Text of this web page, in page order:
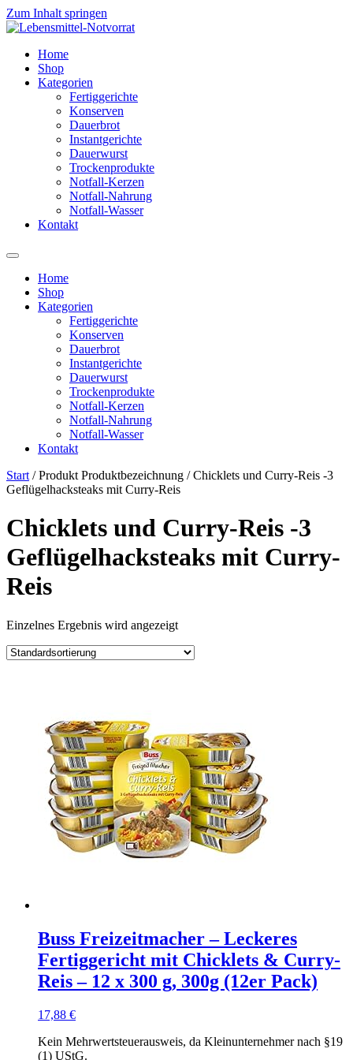
Zum Inhalt springen
Home
Shop
Kategorien
Fertiggerichte
Konserven
Dauerbrot
Instantgerichte
Dauerwurst
Trockenprodukte
Notfall-Kerzen
Notfall-Nahrung
Notfall-Wasser
Kontakt
Home
Shop
Kategorien
Fertiggerichte
Konserven
Dauerbrot
Instantgerichte
Dauerwurst
Trockenprodukte
Notfall-Kerzen
Notfall-Nahrung
Notfall-Wasser
Kontakt
Start / Produkt Produktbezeichnung / ‎Chicklets und Curry-Reis -3
Geflügelhacksteaks mit Curry-Reis
‎Chicklets und Curry-Reis -3
Geflügelhacksteaks mit Curry-
Reis
Einzelnes Ergebnis wird angezeigt
Buss Freizeitmacher – Leckeres
Fertiggericht mit Chicklets & Curry-
Reis – 12 x 300 g, 300g (12er Pack)
17,88 €
Kein Mehrwertsteuerausweis, da Kleinunternehmer nach §19
(1) UStG.